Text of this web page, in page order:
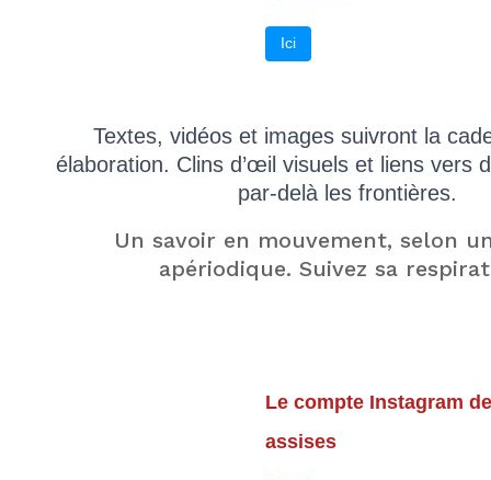
Ici
Textes, vidéos et images suivront la
élaboration. Clins d’œil visuels et liens vers
par-delà les frontières.
Un savoir en mouvement, selon
apériodique. Suivez sa
Le compte Instagram
assises